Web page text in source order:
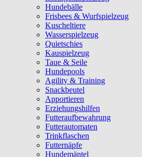
Hundebälle
Frisbees & Wurfspielzeug
Kuscheltiere
Wasserspielzeug
Quietschies
Kauspielzeug
Taue & Seile
Hundepools
Agility & Training
Snackbeutel
Apportieren
Erziehungshilfen
Futteraufbewahrung
Futterautomaten
Trinkflaschen
Futternäpfe
Hundemäntel